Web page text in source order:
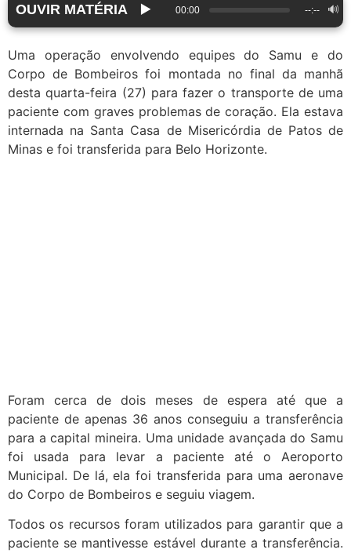
OUVIR MATÉRIA ▶️ 00:00 --:-- 🔊
Uma operação envolvendo equipes do Samu e do
Corpo de Bombeiros foi montada no final da manhã
desta quarta-feira (27) para fazer o transporte de uma
paciente com graves problemas de coração. Ela estava
internada na Santa Casa de Misericórdia de Patos de
Minas e foi transferida para Belo Horizonte.
Foram cerca de dois meses de espera até que a
paciente de apenas 36 anos conseguiu a transferência
para a capital mineira. Uma unidade avançada do Samu
foi usada para levar a paciente até o Aeroporto
Municipal. De lá, ela foi transferida para uma aeronave
do Corpo de Bombeiros e seguiu viagem.
Todos os recursos foram utilizados para garantir que a
paciente se mantivesse estável durante a transferência.